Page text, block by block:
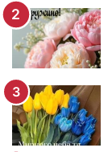
с
Д
н
м
р
о
ж
д